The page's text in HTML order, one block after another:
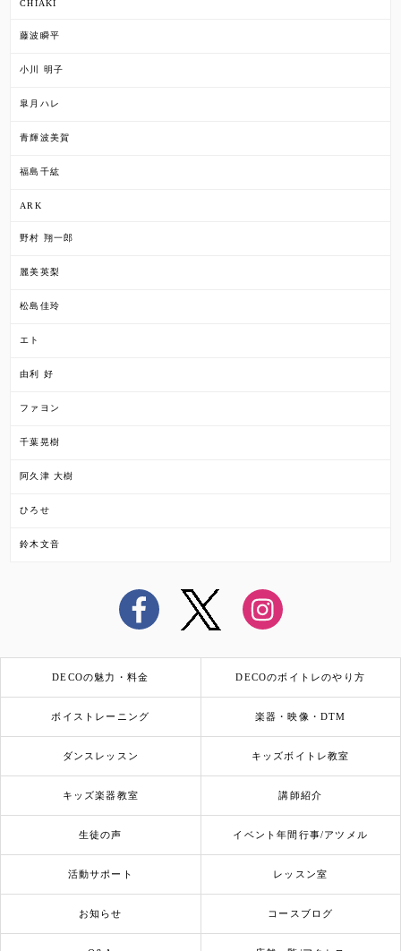
CHIAKI
藤波瞬平
小川 明子
皐月ハレ
青輝波美賀
福島千紘
ARK
野村 翔一郎
麗美英梨
松島佳玲
エト
由利 好
ファヨン
千葉晃樹
阿久津 大樹
ひろせ
鈴木文音
DECOの魅力・料金 DECOのボイトレのやり方
ボイストレーニング 楽器・映像・DTM
ダンスレッスン キッズボイトレ教室
キッズ楽器教室 講師紹介
生徒の声 イベント年間行事/アツメル
活動サポート レッスン室
お知らせ コースブログ